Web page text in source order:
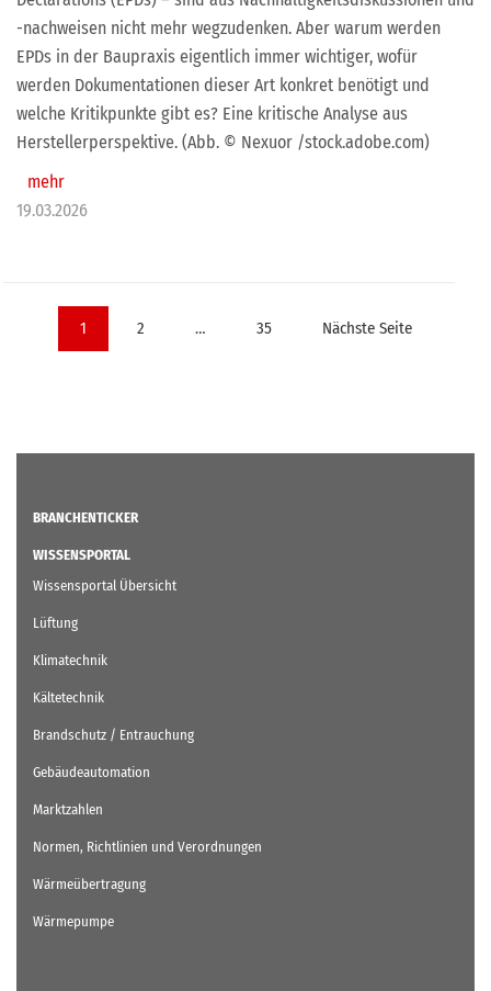
-nachweisen nicht mehr wegzudenken. Aber warum werden
EPDs in der Baupraxis eigentlich immer wichtiger, wofür
werden Dokumentationen dieser Art konkret benötigt und
welche Kritikpunkte gibt es? Eine kritische Analyse aus
Herstellerperspektive. (Abb. © Nexuor /stock.adobe.com)
mehr
19.03.2026
Seitennummerierung
1 2 … 35 Nächste Seite
BRANCHENTICKER
WISSENSPORTAL
Wissensportal Übersicht
Lüftung
Klimatechnik
Kältetechnik
Brandschutz / Entrauchung
Gebäudeautomation
Marktzahlen
Normen, Richtlinien und Verordnungen
Wärmeübertragung
Wärmepumpe